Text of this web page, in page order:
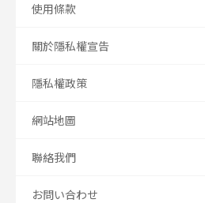
使用條款
關於隱私權宣告
隱私權政策
網站地圖
聯絡我們
お問い合わせ